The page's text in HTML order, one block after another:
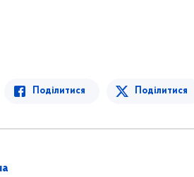
Поділитися Поділитися